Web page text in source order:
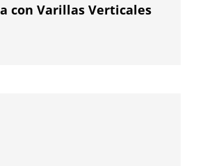
con Varillas Verticales